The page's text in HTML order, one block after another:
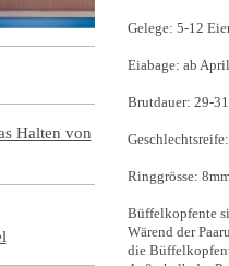
Gelege: 5-12
Eiabage: ab April
Brutdauer: 29-
Ringgrösse:
Büffelkopfente
Wärend der
die
Halten von